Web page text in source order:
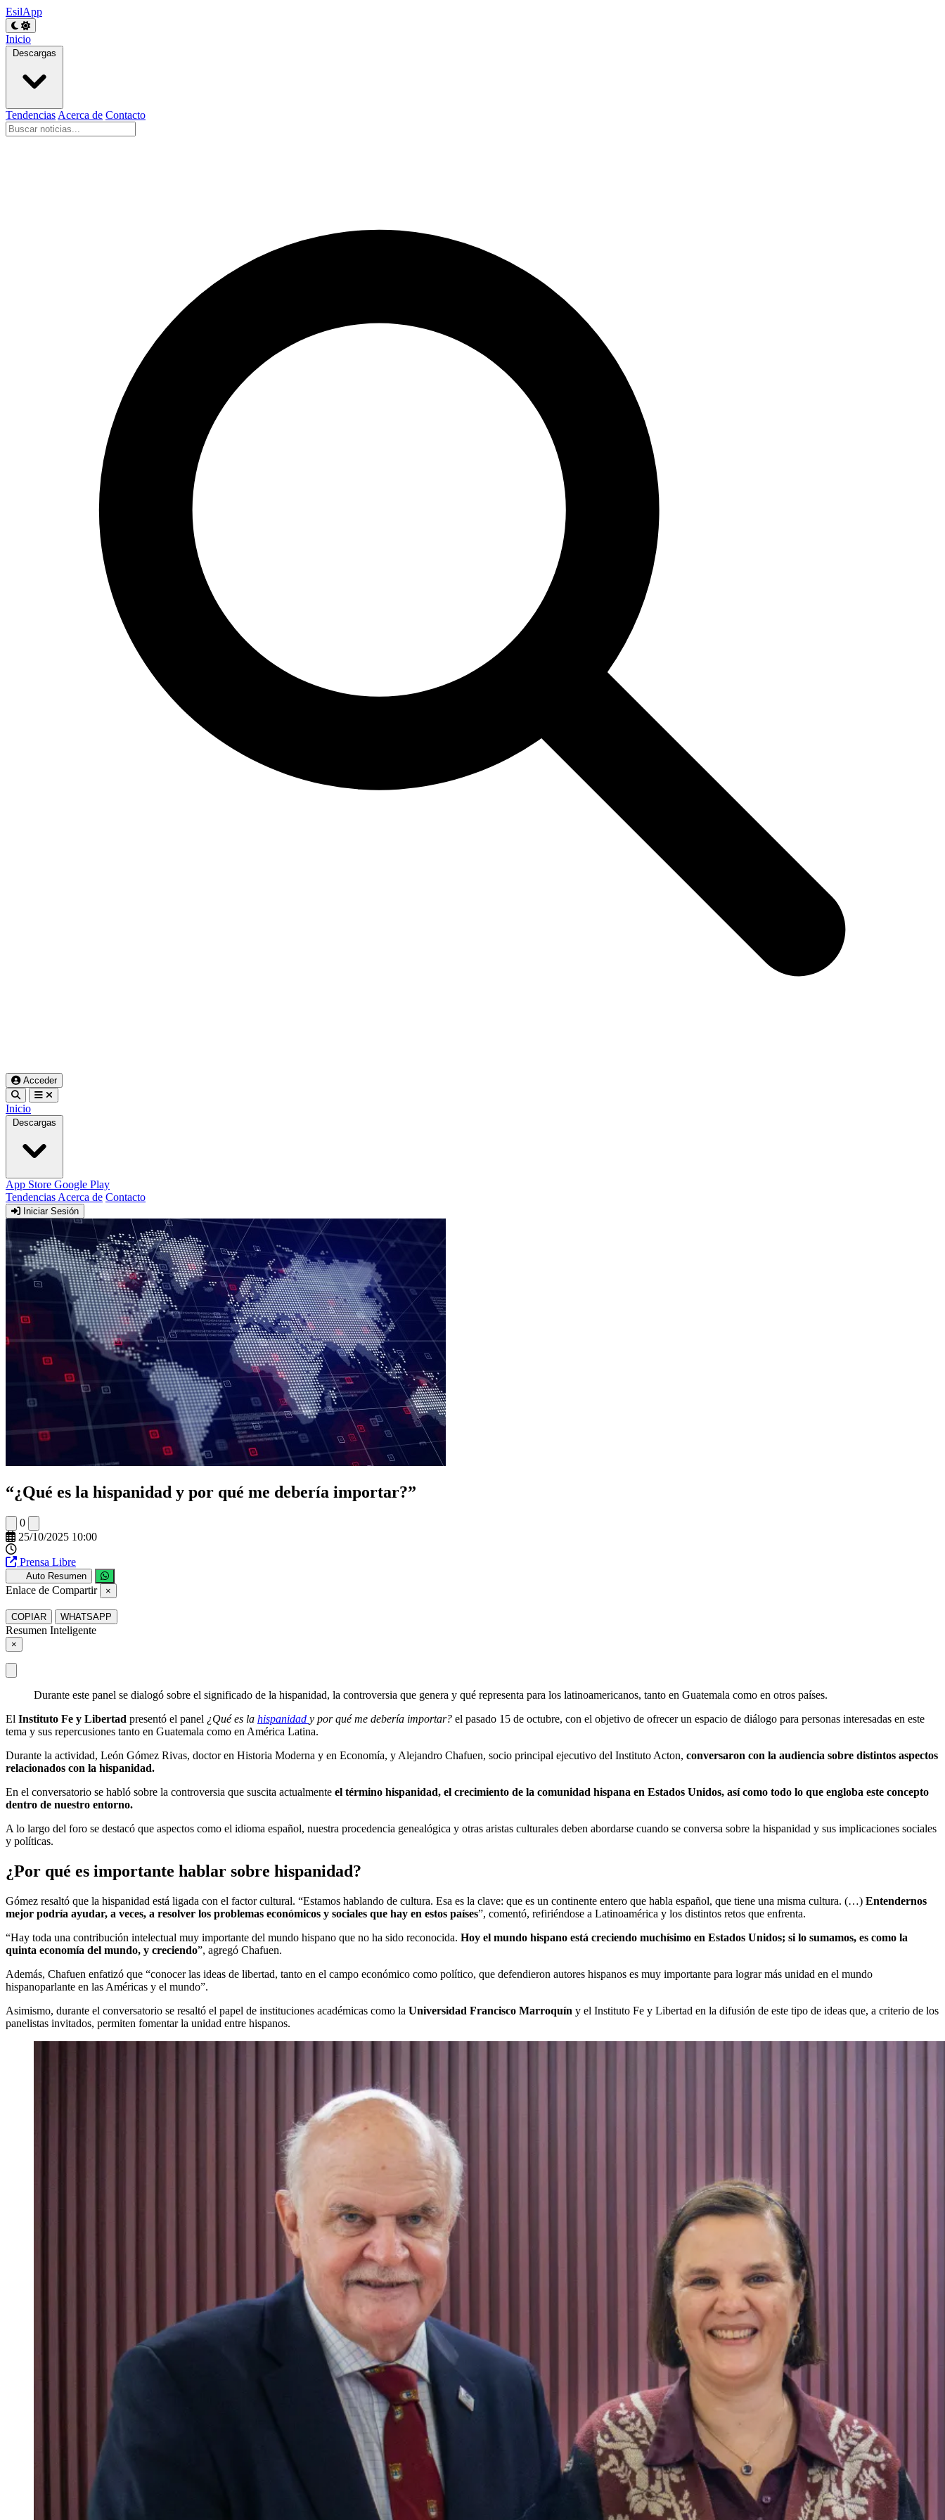
EsilApp
Inicio
Descargas
Tendencias Acerca de Contacto
Acceder
Inicio
Descargas
App Store Google Play
Tendencias Acerca de Contacto
Iniciar Sesión
“¿Qué es la hispanidad y por qué me debería importar?”
0
25/10/2025 10:00
Prensa Libre
Auto Resumen
Enlace de Compartir ×
COPIAR WHATSAPP
Resumen Inteligente
×
Durante este panel se dialogó sobre el significado de la hispanidad, la controversia que genera y qué representa para los latinoamericanos, tanto en Guatemala como en otros países.
El Instituto Fe y Libertad presentó el panel ¿Qué es la hispanidad y por qué me debería importar? el pasado 15 de octubre, con el objetivo de ofrecer un espacio de diálogo para personas interesadas en este
tema y sus repercusiones tanto en Guatemala como en América Latina.
Durante la actividad, León Gómez Rivas, doctor en Historia Moderna y en Economía, y Alejandro Chafuen, socio principal ejecutivo del Instituto Acton, conversaron con la audiencia sobre distintos aspectos
relacionados con la hispanidad.
En el conversatorio se habló sobre la controversia que suscita actualmente el término hispanidad, el crecimiento de la comunidad hispana en Estados Unidos, así como todo lo que engloba este concepto
dentro de nuestro entorno.
A lo largo del foro se destacó que aspectos como el idioma español, nuestra procedencia genealógica y otras aristas culturales deben abordarse cuando se conversa sobre la hispanidad y sus implicaciones sociales
y políticas.
¿Por qué es importante hablar sobre hispanidad?
Gómez resaltó que la hispanidad está ligada con el factor cultural. “Estamos hablando de cultura. Esa es la clave: que es un continente entero que habla español, que tiene una misma cultura. (…) Entendernos
mejor podría ayudar, a veces, a resolver los problemas económicos y sociales que hay en estos países”, comentó, refiriéndose a Latinoamérica y los distintos retos que enfrenta.
“Hay toda una contribución intelectual muy importante del mundo hispano que no ha sido reconocida. Hoy el mundo hispano está creciendo muchísimo en Estados Unidos; si lo sumamos, es como la
quinta economía del mundo, y creciendo”, agregó Chafuen.
Además, Chafuen enfatizó que “conocer las ideas de libertad, tanto en el campo económico como político, que defendieron autores hispanos es muy importante para lograr más unidad en el mundo
hispanoparlante en las Américas y el mundo”.
Asimismo, durante el conversatorio se resaltó el papel de instituciones académicas como la Universidad Francisco Marroquín y el Instituto Fe y Libertad en la difusión de este tipo de ideas que, a criterio de los
panelistas invitados, permiten fomentar la unidad entre hispanos.